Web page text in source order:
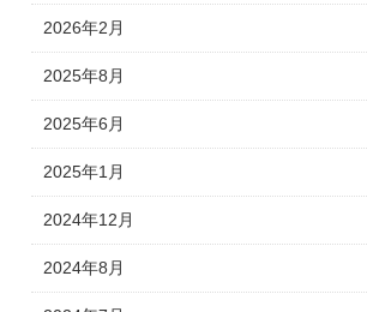
2026年2月
2025年8月
2025年6月
2025年1月
2024年12月
2024年8月